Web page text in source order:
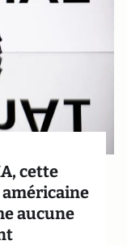
cette
américaine
aucune